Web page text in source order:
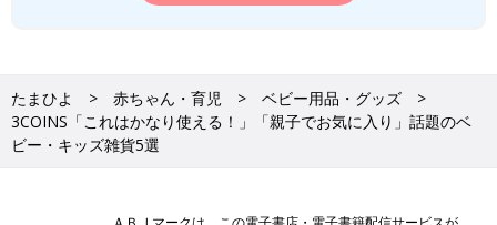
たまひよ 赤ちゃん・育児
ベビー用品・グッズ
3COINS「これはかなり使える！」「親子でお気に入り」話題のベ
ビー・キッズ雑貨5選